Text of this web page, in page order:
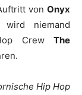
von Onyx
niemand
Crew The
Hip Hop